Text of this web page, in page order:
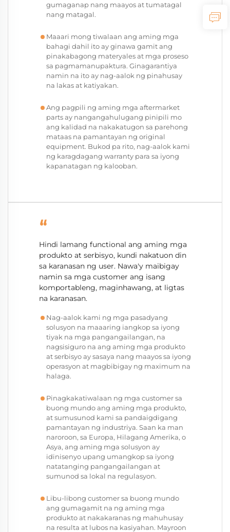
gumaganap nang maayos at tumatagal
nang matagal.
Maaari mong tiwalaan ang aming mga
bahagi dahil ito ay ginawa gamit ang
pinakabagong materyales at mga proseso
sa pagmamanupaktura. Ginagarantiya
namin na ito ay nag-aalok ng pinahusay
na lakas at katiyakan.
Ang pagpili ng aming mga aftermarket
parts ay nangangahulugang pinipili mo
ang kalidad na nakakatugon sa parehong
mataas na pamantayan ng original
equipment. Bukod pa rito, nag-aalok kami
ng karagdagang warranty para sa iyong
kapanatagan ng kalooban.
“
Hindi lamang functional ang aming mga
produkto at serbisyo, kundi nakatuon din
sa karanasan ng user. Nawa'y maibigay
namin sa mga customer ang isang
komportableng, maginhawang, at ligtas
na karanasan.
Nag-aalok kami ng mga pasadyang
solusyon na maaaring iangkop sa iyong
tiyak na mga pangangailangan, na
nagsisiguro na ang aming mga produkto
at serbisyo ay sasaya nang maayos sa iyong
operasyon at magbibigay ng maximum na
halaga.
Pinagkakatiwalaan ng mga customer sa
buong mundo ang aming mga produkto,
at sumusunod kami sa pandaigdigang
pamantayan ng industriya. Saan ka man
naroroon, sa Europa, Hilagang Amerika, o
Asya, ang aming mga solusyon ay
idinisenyo upang umangkop sa iyong
natatanging pangangailangan at
sumunod sa lokal na regulasyon.
Libu-libong customer sa buong mundo
ang gumagamit na ng aming mga
produkto at nakakaranas ng mahuhusay
na resulta at lubos na kasiyahan. Mayroon